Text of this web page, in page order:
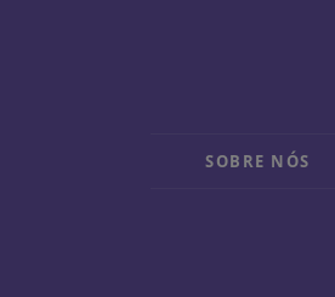
SOBRE NÓS